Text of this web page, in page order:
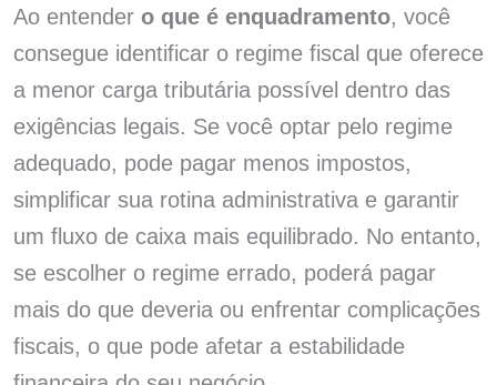
Ao entender o que é enquadramento, você
consegue identificar o regime fiscal que oferece
a menor carga tributária possível dentro das
exigências legais. Se você optar pelo regime
adequado, pode pagar menos impostos,
simplificar sua rotina administrativa e garantir
um fluxo de caixa mais equilibrado. No entanto,
se escolher o regime errado, poderá pagar
mais do que deveria ou enfrentar complicações
fiscais, o que pode afetar a estabilidade